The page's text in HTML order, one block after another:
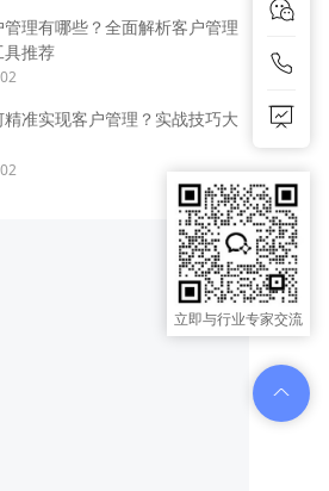
理有哪些？全面解析客户管理
推荐
准实现客户管理？实战技巧大
立即与行业专家交流